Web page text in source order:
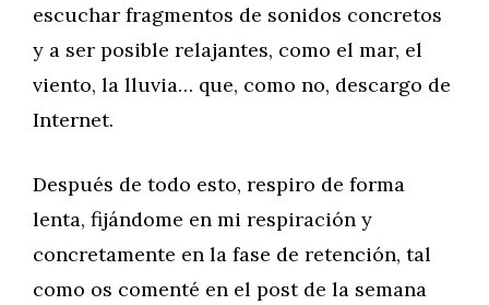
escuchar fragmentos de sonidos concretos
y a ser posible relajantes, como el mar, el
viento, la lluvia… que, como no, descargo de
Internet.
Después de todo esto, respiro de forma
lenta, fijándome en mi respiración y
concretamente en la fase de retención, tal
como os comenté en el post de la semana